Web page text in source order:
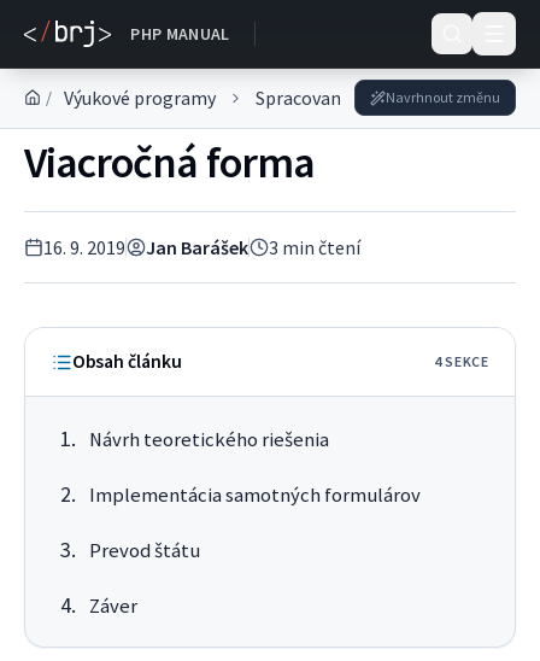
PHP MANUAL
DOKUMENTACE
/ Výukové programy Spracovanie údajov Formuláre
Navrhnout změnu
Viacročná forma
16. 9. 2019 Jan Barášek 3 min čtení
Obsah článku 4SEKCE
Návrh teoretického riešenia
Implementácia samotných formulárov
Prevod štátu
Záver